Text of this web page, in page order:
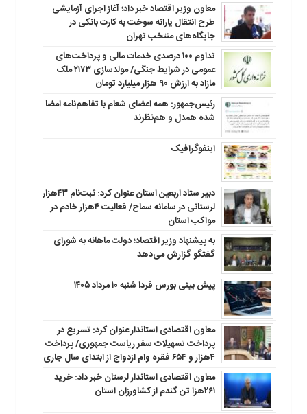
معاون وزیر اقتصاد خبر داد؛ آغاز اجرای آزمایشی
طرح انتقال یارانه سوخت به کارت بانکی در
جایگاه‌های منتخب تهران
تداوم ۱۰۰ درصدی خدمات مالی و پرداخت‌های
عمومی در شرایط جنگی/ مولدسازی ۲۱۷۳ ملک
مازاد به ارزش ۹۰ هزار میلیارد تومان
رئیس‌جمهور: همه اعضای شعام با تفاهم‌نامه امضا
شده همدل و هم‌نظرند
اینفوگرافیک
دبیر ستاد اربعین استان عنوان کرد: ثبت‌نام ۴۳هزار
لرستانی در سامانه سماح/ فعالیت ۴هزار خادم در
مواکب استان
به پیشنهاد وزیر اقتصاد؛ دولت ماهانه به شورای
گفتگو گزارش می‌دهد
پیش بینی بورس فردا شنبه ۱۰ مرداد ۱۴۰۵
معاون اقتصادی استاندار عنوان کرد: تسریع در
پرداخت تسهیلات سفر ریاست جمهوری/ پرداخت
۴هزار و ۶۵۴ فقره وام ازدواج از ابتدای سال جاری
معاون اقتصادی استاندار لرستان خبر داد: خرید
۲۶۱هزا تن گندم از کشاورزان استان